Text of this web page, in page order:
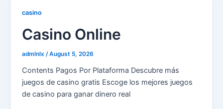
casino
Casino Online
admlnlx/August 5, 2026
Contents Pagos Por Plataforma Descubre más
juegos de casino gratis Escoge los mejores juegos
de casino para ganar dinero real